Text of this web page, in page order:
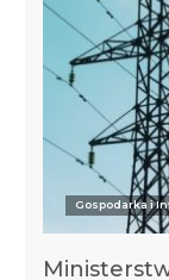
Gospodarka i